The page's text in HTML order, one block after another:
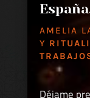
AMELIA
Y
Déjame